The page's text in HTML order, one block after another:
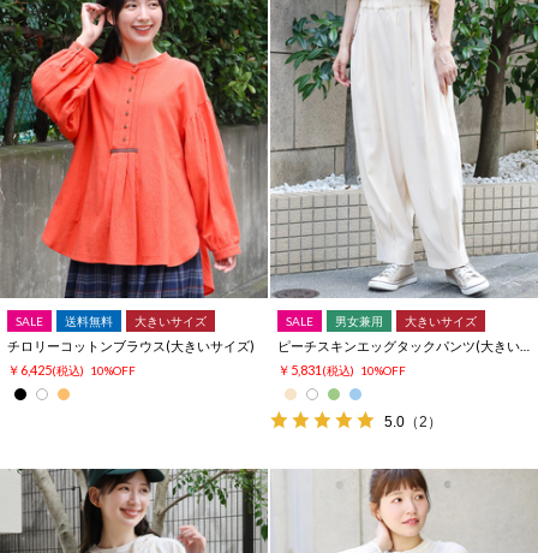
SALE 送料無料 大きいサイズ
チロリーコットンブラウス(大きいサイズ)
￥6,425(税込) 10%OFF
SALE 男女兼用 大きいサイズ
￥5,831 (税込) 10%OFF
5.0 （2）